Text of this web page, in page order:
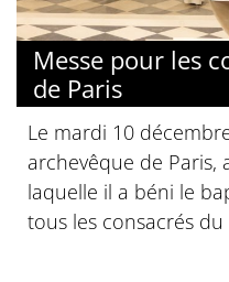
Messe pour les
de Paris
Le mardi 10
archevêque de Paris,
laquelle il a béni le
tous les consacrés du